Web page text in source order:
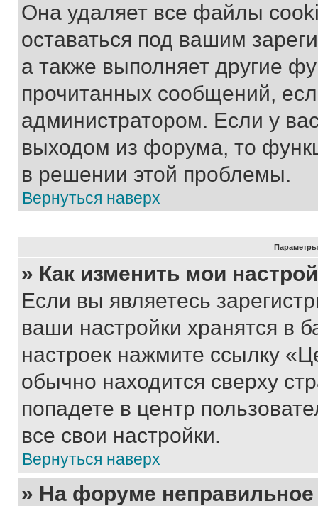
Она удаляет все файлы
оставаться под вашим
а также выполняет другие
прочитанных сообщений,
администратором. Если у
выходом из форума, то
в решении этой проблемы.
Вернуться наверх
Параметры
» Как изменить мои
Если вы являетесь
ваши настройки хранятся в
настроек нажмите ссылку
обычно находится сверху
попадете в центр
все свои настройки.
Вернуться наверх
» На форуме